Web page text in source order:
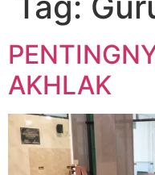
AKHLAK